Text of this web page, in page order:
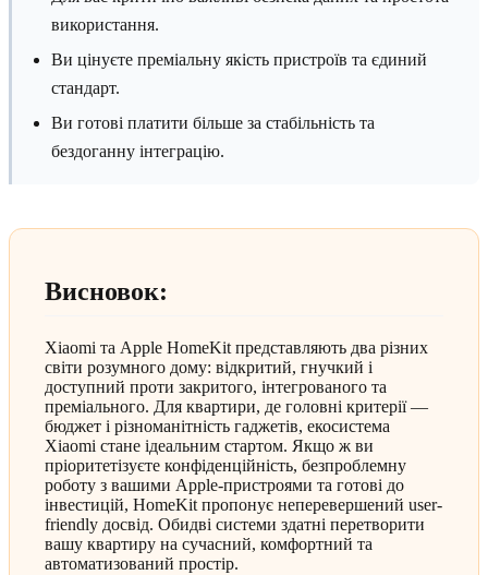
використання.
Ви цінуєте преміальну якість пристроїв та єдиний
стандарт.
Ви готові платити більше за стабільність та
бездоганну інтеграцію.
Висновок:
Xiaomi та Apple HomeKit представляють два різних
світи розумного дому: відкритий, гнучкий і
доступний проти закритого, інтегрованого та
преміального. Для квартири, де головні критерії —
бюджет і різноманітність гаджетів, екосистема
Xiaomi стане ідеальним стартом. Якщо ж ви
пріоритетізуєте конфіденційність, безпроблемну
роботу з вашими Apple-пристроями та готові до
інвестицій, HomeKit пропонує неперевершений user-
friendly досвід. Обидві системи здатні перетворити
вашу квартиру на сучасний, комфортний та
автоматизований простір.